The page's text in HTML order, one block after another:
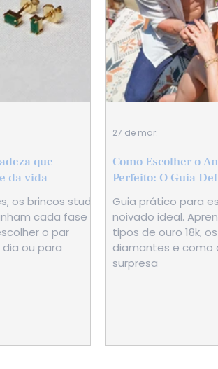
que
da vida
os brincos stud
cada fase
o par
ou para
Como Escolher o
Perfeito: O Guia
Guia prático para
noivado ideal.
tipos de ouro 18k,
diamantes e como
surpresa
27 de mar.